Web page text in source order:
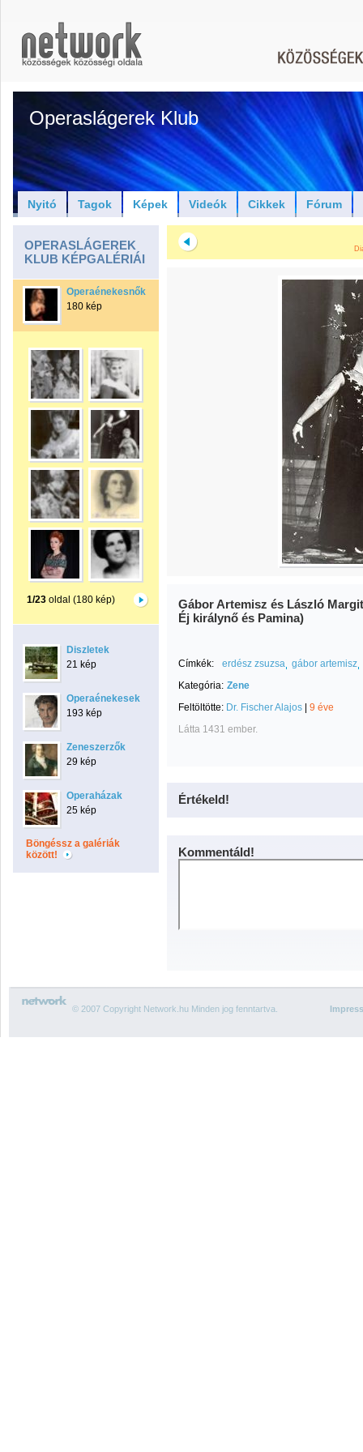
Operaslágerek Klub
Nyitó Tagok Képek Videók Cikkek Fórum
OPERASLÁGEREK
KLUB KÉPGALÉRIÁI
Operaénekesnők
180 kép
1/23oldal (180 kép)
Diszletek
21 kép
Operaénekesek
193 kép
Zeneszerzők
29 kép
Operaházak
25 kép
Böngéssz a galériák
között!
Gábor Artemisz és László
Éj királynő és Pamina)
Címkék: erdész zsuzsa gábor artemisz
Kategória: Zene
Feltöltötte: Dr. Fischer Alajos
9 éve
Látta 1431 ember.
Értékeld!
Kommentáld!
© 2007 Copyright Network.hu Minden jog fenntartva.